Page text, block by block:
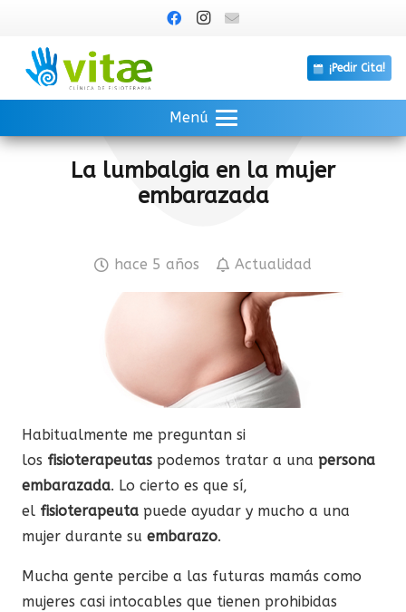
¡Pedir Cita!
Menú
La lumbalgia en la mujer
embarazada
hace 5 años Actualidad
Habitualmente me preguntan si
los fisioterapeutas podemos tratar a una persona
embarazada. Lo cierto es que sí,
el fisioterapeuta puede ayudar y mucho a una
mujer durante su embarazo.
Mucha gente percibe a las futuras mamás como
mujeres casi intocables que tienen prohibidas